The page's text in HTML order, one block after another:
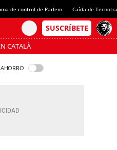
de control de Parlem Caída de
CATALÀ